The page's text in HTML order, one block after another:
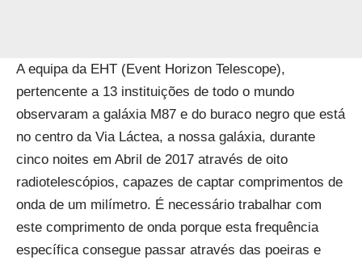
A equipa da EHT (Event Horizon Telescope),
pertencente a 13 instituições de todo o mundo
observaram a galáxia M87 e do buraco negro que está
no centro da Via Láctea, a nossa galáxia, durante
cinco noites em Abril de 2017 através de oito
radiotelescópios, capazes de captar comprimentos de
onda de um milímetro. É necessário trabalhar com
este comprimento de onda porque esta frequência
específica consegue passar através das poeiras e